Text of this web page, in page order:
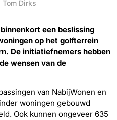
Tom Dirks
een beslissing
op het golfterrein
De initiatiefnemers hebben
wensen van de
van NabijWonen en
woningen gebouwd
Ook kunnen ongeveer 635